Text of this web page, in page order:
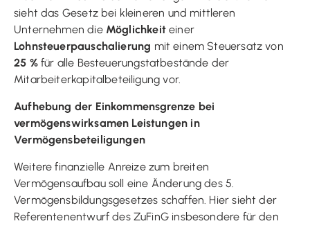
sieht das Gesetz bei kleineren und mittleren
Unternehmen die Möglichkeiteiner
Lohnsteuerpauschalierung mit einem Steuersatz von
25 %für alle Besteuerungstatbestände der
Mitarbeiterkapitalbeteiligung vor.
Aufhebung der Einkommensgrenze bei
vermögenswirksamen Leistungen in
Vermögensbeteiligungen
Weitere finanzielle Anreize zum breiten
Vermögensaufbau soll eine Änderung des 5.
Vermögensbildungsgesetzes schaffen. Hier sieht der
Referentenentwurf des ZuFinG insbesondere für den